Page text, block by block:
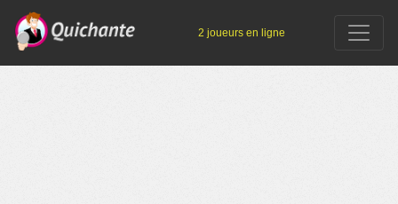
2 joueurs en ligne